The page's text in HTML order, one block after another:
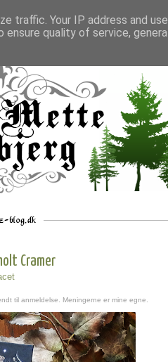
__ _ ___
Cramer
til anmeldelse. Meningerne er mine egne.
traffic. Your IP address and
quality of service,